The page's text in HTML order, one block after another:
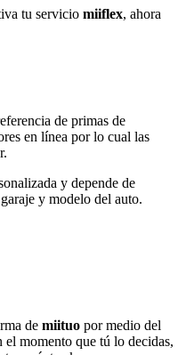
tu servicio miiflex, ahora
de primas de
en línea por lo cual las
y depende de
y modelo del auto.
de miituo por medio del
momento que tú lo decidas,